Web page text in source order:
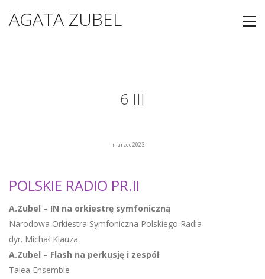
AGATA ZUBEL
6 III
marzec 2023
POLSKIE RADIO PR.II
A.Zubel – IN na orkiestrę symfoniczną
Narodowa Orkiestra Symfoniczna Polskiego Radia
dyr. Michał Klauza
A.Zubel – Flash na perkusję i zespół
Talea Ensemble